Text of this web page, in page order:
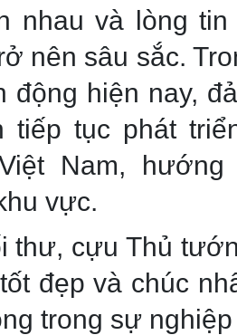
nhau và lòng
nên sâu sắc.
động hiện nay,
tiếp tục phát
Nam,
vực.
thư, cựu Thủ
đẹp và chúc
trong sự